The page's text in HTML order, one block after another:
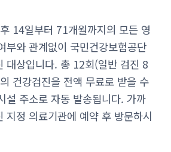
14일부터 71개월까지의 모든 영
부와 관계없이 국민건강보험공단
대상입니다. 총 12회(일반 검진 8
건강검진을 전액 무료로 받을 수
설 주소로 자동 발송됩니다. 가까
지정 의료기관에 예약 후 방문하시